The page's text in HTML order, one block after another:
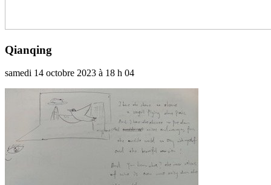
Qianqing
samedi 14 octobre 2023 à 18 h 04